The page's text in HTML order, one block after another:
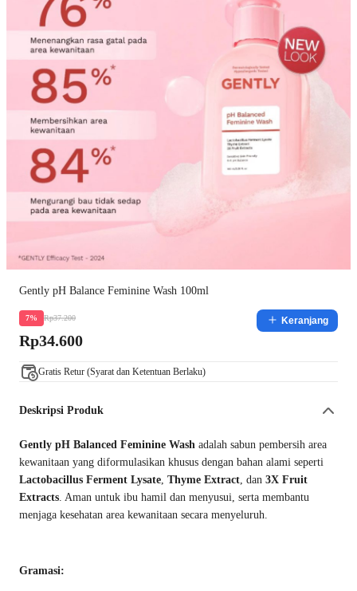
Gently pH Balance Feminine Wash 100ml
7% Rp37.200
Rp34.600
Keranjang
Gratis Retur (Syarat dan Ketentuan Berlaku)
Deskripsi Produk
Gently pH Balanced Feminine Wash adalah sabun pembersih area
kewanitaan yang diformulasikan khusus dengan bahan alami seperti
Lactobacillus Ferment Lysate, Thyme Extract, dan 3X Fruit
Extracts. Aman untuk ibu hamil dan menyusui, serta membantu
menjaga kesehatan area kewanitaan secara menyeluruh.
Gramasi: